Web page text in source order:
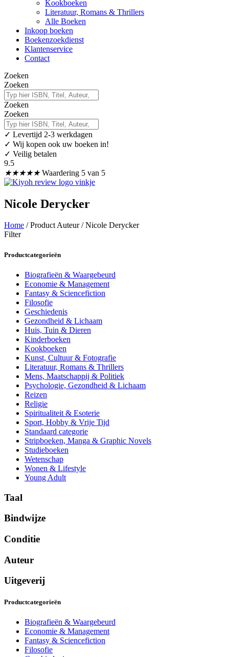
Kookboeken
Literatuur, Romans & Thrillers
Alle Boeken
Inkoop boeken
Boekenzoekdienst
Klantenservice
Contact
Zoeken
Zoeken
Zoeken
Zoeken
✓ Levertijd 2-3 werkdagen
✓ Wij kopen ook uw boeken in!
✓ Veilig betalen
9.5
★★★★★ Waardering 5 van 5
Nicole Derycker
Home / Product Auteur / Nicole Derycker
Filter
Productcategorieën
Biografieën & Waargebeurd
Economie & Management
Fantasy & Sciencefiction
Filosofie
Geschiedenis
Gezondheid & Lichaam
Huis, Tuin & Dieren
Kinderboeken
Kookboeken
Kunst, Cultuur & Fotografie
Literatuur, Romans & Thrillers
Mens, Maatschappij & Politiek
Psychologie, Gezondheid & Lichaam
Reizen
Religie
Spiritualiteit & Esoterie
Sport, Hobby & Vrije Tijd
Standaard categorie
Stripboeken, Manga & Graphic Novels
Studieboeken
Wetenschap
Wonen & Lifestyle
Young Adult
Taal
Bindwijze
Conditie
Auteur
Uitgeverij
Productcategorieën
Biografieën & Waargebeurd
Economie & Management
Fantasy & Sciencefiction
Filosofie